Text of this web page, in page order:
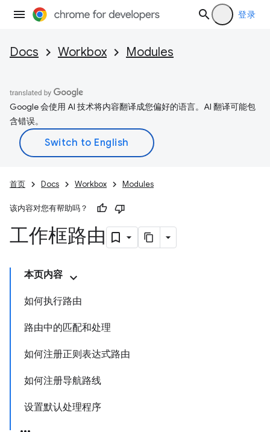
登录
Docs Workbox Modules
Google 会使用 AI 技术将内容翻译成您偏好的语言。AI 翻译可能包
含错误。
首页 Docs Workbox Modules
该内容对您有帮助吗？
工作框路由
本页内容
如何执行路由
路由中的匹配和处理
如何注册正则表达式路由
如何注册导航路线
设置默认处理程序